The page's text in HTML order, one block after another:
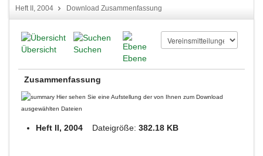
Heft II, 2004
Download Zusammenfassung
Übersicht
Suchen
Ebene
Zusammenfassung
Hier sehen Sie eine Aufstellung der von Ihnen zum Download
ausgewählten Dateien
Heft II, 2004 Dateigröße: 382.18 KB